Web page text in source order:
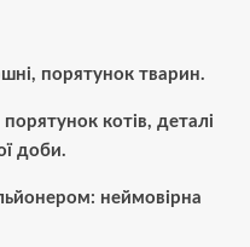
порятунок тварин.
котів, деталі
доби.
неймовірна